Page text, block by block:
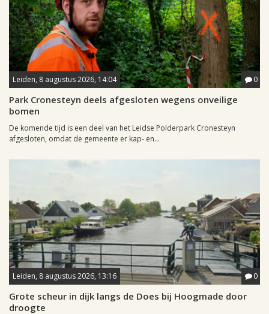
Leiden, 8 augustus 2026, 14:04 0
Park Cronesteyn deels afgesloten wegens onveilige
bomen
De komende tijd is een deel van het Leidse Polderpark Cronesteyn
afgesloten, omdat de gemeente er kap- en...
Leiden, 8 augustus 2026, 13:16 0
Grote scheur in dijk langs de Does bij Hoogmade door
droogte